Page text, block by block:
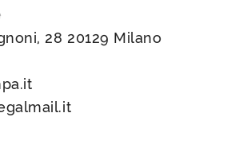
28 20129 Milano